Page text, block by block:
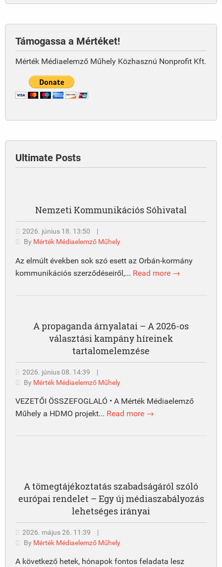
Támogassa a Mértéket!
Mérték Médiaelemző Műhely Közhasznú Nonprofit Kft.
Ultimate Posts
Nemzeti Kommunikációs Sóhivatal
2026. június 18. 13:50
|
By Mérték Médiaelemző Műhely
Az elmúlt években sok szó esett az Orbán-kormány
kommunikációs szerződéseiről,... Read more →
A propaganda árnyalatai – A 2026-os
választási kampány híreinek
tartalomelemzése
2026. június 08. 14:39
|
By Mérték Médiaelemző Műhely
VEZETŐI ÖSSZEFOGLALÓ • A Mérték Médiaelemző
Műhely a HDMO projekt... Read more →
A tömegtájékoztatás szabadságáról szóló
európai rendelet – Egy új médiaszabályozás
lehetséges irányai
2026. május 26. 11:39
|
By Mérték Médiaelemző Műhely
A következő hetek, hónapok fontos feladata lesz